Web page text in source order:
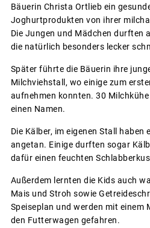
Bäuerin Christa Ortlieb ein
Joghurtprodukten von ihrer
Die Jungen und Mädchen durften
die natürlich besonders lecker
Später führte die Bäuerin ihre
Milchviehstall, wo einige zum
aufnehmen konnten. 30
einen Namen.
Die Kälber, im eigenen Stall haben
angetan. Einige durften sogar
dafür einen feuchten
Außerdem lernten die Kids auch
Mais und Stroh sowie
Speiseplan und werden mit einem
den Futterwagen gefahren.